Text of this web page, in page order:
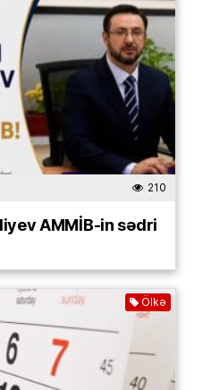
210
AMMİB-in sədri
Ölkə